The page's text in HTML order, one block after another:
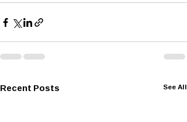
Recent Posts See All